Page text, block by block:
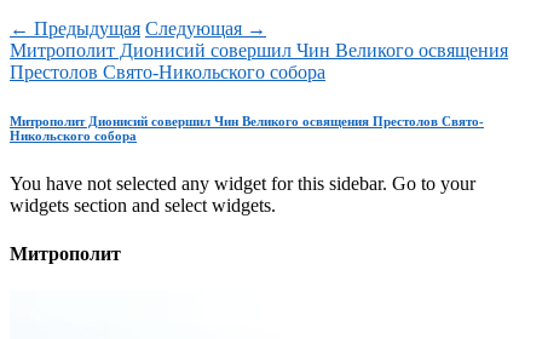
← Предыдущая Следующая →
Митрополит Дионисий совершил Чин Великого освящения
Престолов Свято-Никольского собора
Митрополит Дионисий совершил Чин Великого освящения Престолов Свято-
Никольского собора
You have not selected any widget for this sidebar. Go to your
widgets section and select widgets.
Митрополит